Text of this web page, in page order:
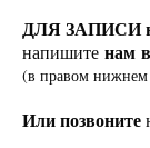
ДЛЯ ЗАПИСИ
напишите нам
(в правом нижнем
Или позвоните